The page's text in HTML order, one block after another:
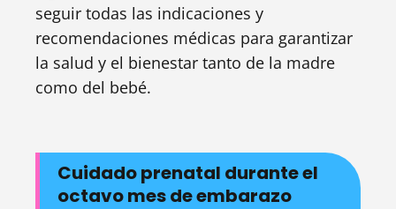
seguir todas las indicaciones y
recomendaciones médicas para garantizar
la salud y el bienestar tanto de la madre
como del bebé.
Cuidado prenatal durante el
octavo mes de embarazo